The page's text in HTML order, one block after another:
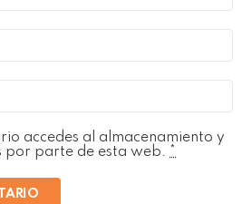
accedes al almacenamiento y
por parte de esta web.